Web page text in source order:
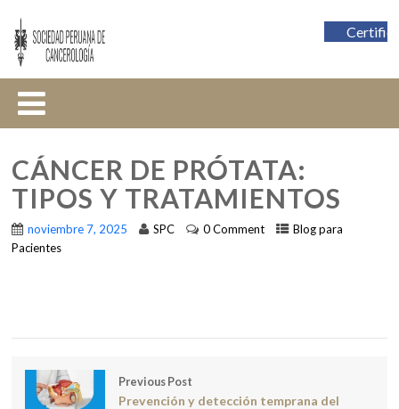
CÁNCER DE PRÓTATA:
TIPOS Y TRATAMIENTOS
noviembre 7, 2025 SPC 0 Comment
Blog para
Pacientes
Previous Post
Prevención y detección temprana del